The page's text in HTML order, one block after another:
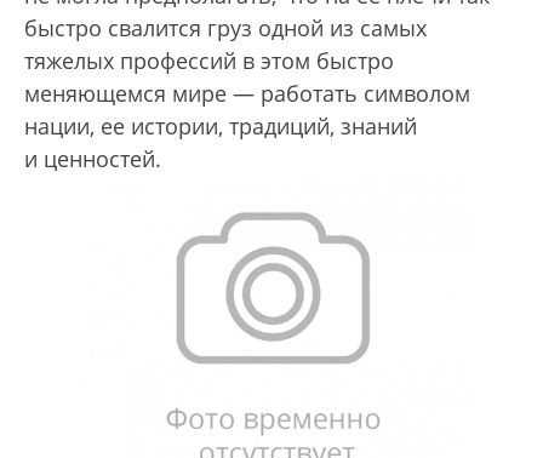
быстро свалится груз одной из самых
тяжелых профессий в этом быстро
меняющемся мире — работать символом
нации, ее истории, традиций, знаний
и ценностей.